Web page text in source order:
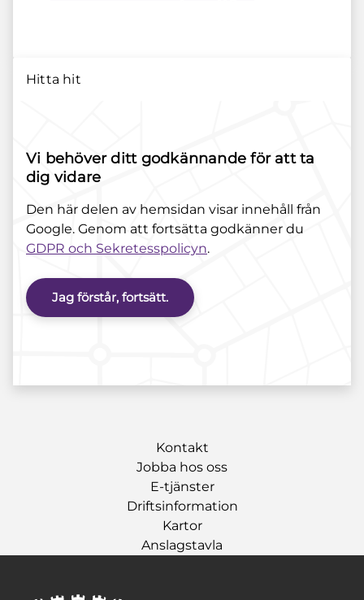
Hitta hit
Vi behöver ditt godkännande för att ta
dig vidare
Den här delen av hemsidan visar innehåll från
Google. Genom att fortsätta godkänner du
GDPR och Sekretesspolicyn.
Jag förstår, fortsätt.
Kontakt
Jobba hos oss
E-tjänster
Driftsinformation
Kartor
Anslagstavla